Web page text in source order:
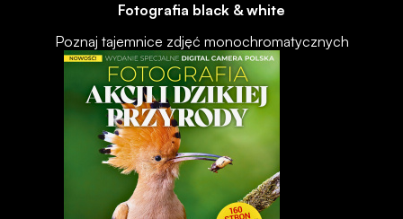
Fotografia black & white
Poznaj tajemnice zdjęć monochromatycznych